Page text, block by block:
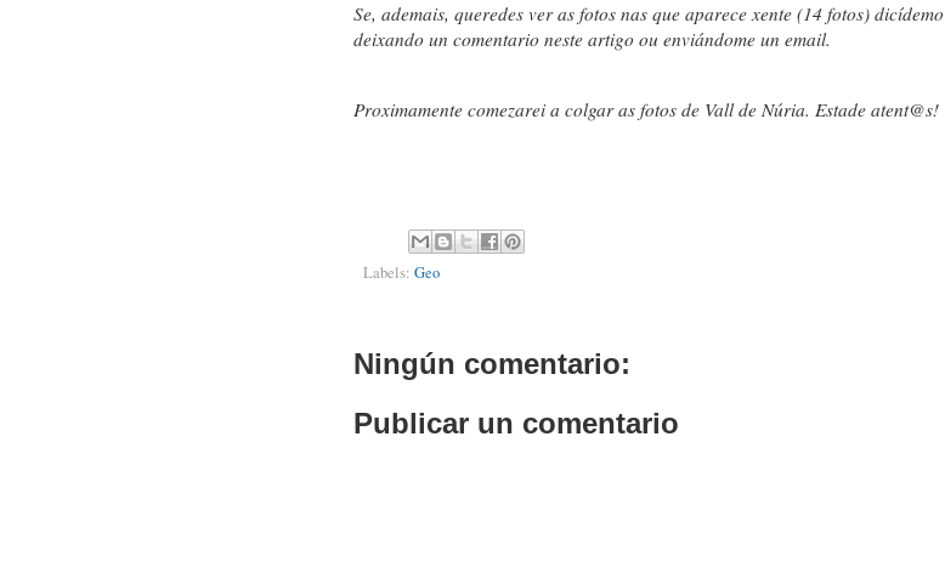
Se, ademais, queredes ver as fotos nas que aparece xente (14 fotos) dicídemo
deixando un comentario neste artigo ou enviándome un email.
Proximamente comezarei a colgar as fotos de Vall de Núria. Estade atent@s!
Labels: Geo
Ningún comentario:
Publicar un comentario